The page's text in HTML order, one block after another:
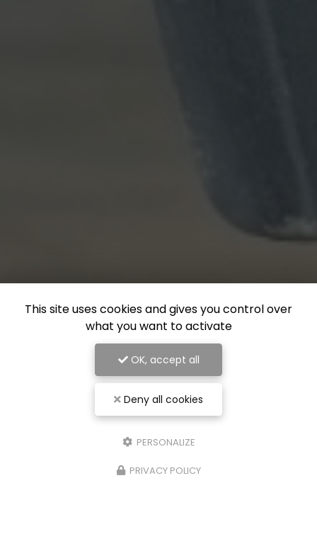
This site uses cookies and gives you control over
what you want to activate
OK, accept all
Deny all cookies
PERSONALIZE
PRIVACY POLICY